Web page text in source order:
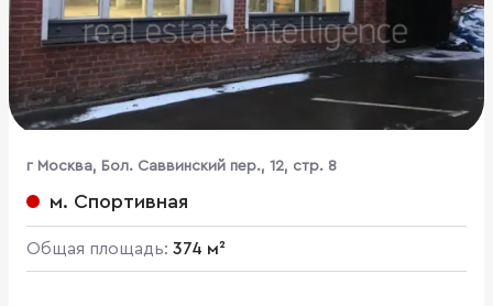
г Москва, Бол. Саввинский пер., 12, стр. 8
м. Спортивная
Общая площадь: 374 м²